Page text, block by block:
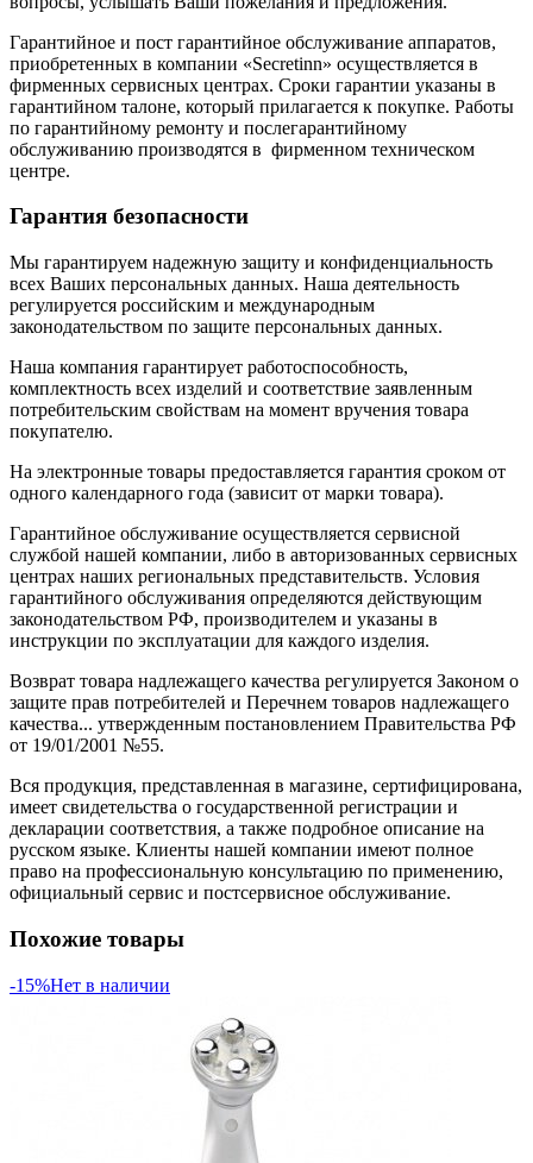
Гарантийное и пост гарантийное обслуживание аппаратов,
приобретенных в компании «Secretinn» осуществляется в
фирменных сервисных центрах. Сроки гарантии указаны в
гарантийном талоне, который прилагается к покупке. Работы
по гарантийному ремонту и послегарантийному
обслуживанию производятся в фирменном техническом
центре.
Гарантия безопасности
Мы гарантируем надежную защиту и конфиденциальность
всех Ваших персональных данных. Наша деятельность
регулируется российским и международным
законодательством по защите персональных данных.
Наша компания гарантирует работоспособность,
комплектность всех изделий и соответствие заявленным
потребительским свойствам на момент вручения товара
покупателю.
На электронные товары предоставляется гарантия сроком от
одного календарного года (зависит от марки товара).
Гарантийное обслуживание осуществляется сервисной
службой нашей компании, либо в авторизованных сервисных
центрах наших региональных представительств. Условия
гарантийного обслуживания определяются действующим
законодательством РФ, производителем и указаны в
инструкции по эксплуатации для каждого изделия.
Возврат товара надлежащего качества регулируется Законом о
защите прав потребителей и Перечнем товаров надлежащего
качества... утвержденным постановлением Правительства РФ
от 19/01/2001 №55.
Вся продукция, представленная в магазине, сертифицирована,
имеет свидетельства о государственной регистрации и
декларации соответствия, а также подробное описание на
русском языке. Клиенты нашей компании имеют полное
право на профессиональную консультацию по применению,
официальный сервис и постсервисное обслуживание.
Похожие товары
-15%Нет в наличии